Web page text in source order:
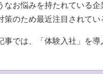
なお悩みを持たれている
策のため最近注目されてい
事では、「体験入社」を